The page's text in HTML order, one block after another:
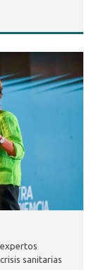
sanitarias